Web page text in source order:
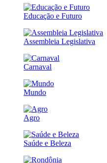
Educação e Futuro
Assembleia Legislativa
Carnaval
Mundo
Agro
Saúde e Beleza